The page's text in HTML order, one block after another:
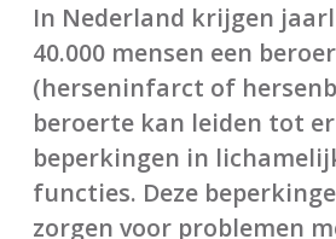
In Nederland krijgen
40.000 mensen een
(herseninfarct of
beroerte kan leiden tot
beperkingen in
functies. Deze
zorgen voor problemen